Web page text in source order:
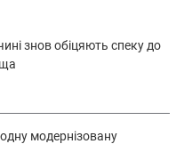
знов обіцяють спеку до
модернізовану